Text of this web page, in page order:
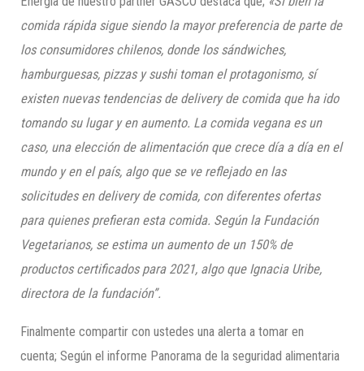
comida rápida sigue siendo la mayor preferencia de parte de
los consumidores chilenos, donde los sándwiches,
hamburguesas, pizzas y sushi toman el protagonismo, sí
existen nuevas tendencias de delivery de comida que ha ido
tomando su lugar y en aumento. La comida vegana es un
caso, una elección de alimentación que crece día a día en el
mundo y en el país, algo que se ve reflejado en las
solicitudes en delivery de comida, con diferentes ofertas
para quienes prefieran esta comida. Según la Fundación
Vegetarianos, se estima un aumento de un 150% de
productos certificados para 2021, algo que Ignacia Uribe,
directora de la fundación”.
Finalmente compartir con ustedes una alerta a tomar en
cuenta; Según el informe Panorama de la seguridad alimentaria